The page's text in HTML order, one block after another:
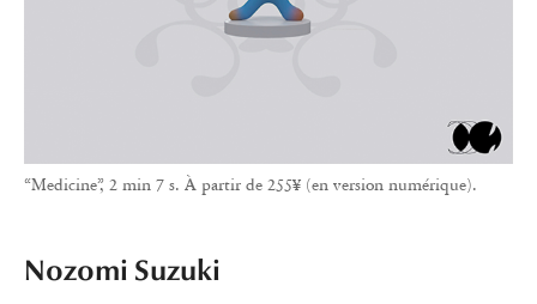
“Medicine”, 2 min 7 s. À partir de 255¥ (en version numérique).
Nozomi Suzuki